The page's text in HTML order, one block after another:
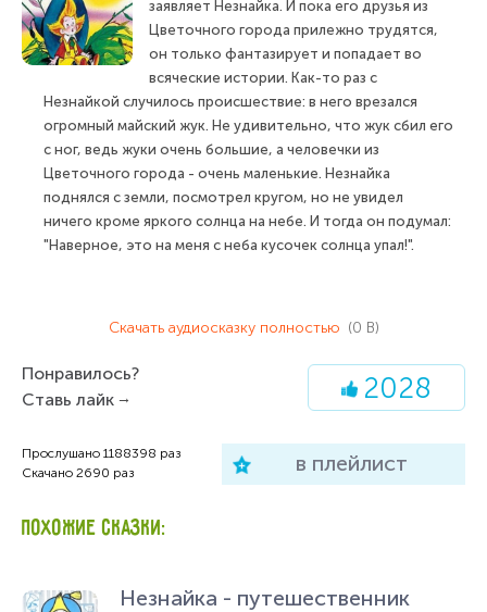
заявляет Незнайка. И пока его друзья из
Цветочного города прилежно трудятся,
он только фантазирует и попадает во
всяческие истории. Как-то раз с
Незнайкой случилось происшествие: в него врезался
огромный майский жук. Не удивительно, что жук сбил его
с ног, ведь жуки очень большие, а человечки из
Цветочного города - очень маленькие. Незнайка
поднялся с земли, посмотрел кругом, но не увидел
ничего кроме яркого солнца на небе. И тогда он подумал:
"Наверное, это на меня с неба кусочек солнца упал!".
Скачать аудиосказку полностью (0 B)
Понравилось?
Ставь лайк
2028
Прослушано 1188398 раз
Скачано 2690 раз в плейлист
ПОХОЖИЕ СКАЗКИ:
Незнайка - путешественник